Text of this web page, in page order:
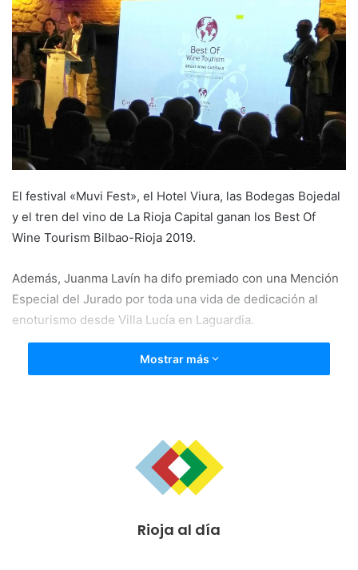
d
a
n
e
m
a
i
El festival «Muvi Fest», el Hotel Viura, las Bodegas Bojedal
y el tren del vino de La Rioja Capital ganan los Best Of
Wine Tourism Bilbao-Rioja 2019.
Además, Juanma Lavín ha difo premiado con una Mención
Especial del Jurado por toda una vida de dedicación al
enoturismo desde Villa Lucía en Laguardia.
Mostrar más
Rioja al día